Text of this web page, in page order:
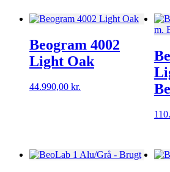
139.500,00 kr..
Beogram 4002
Light Oak
44.990,00 kr.